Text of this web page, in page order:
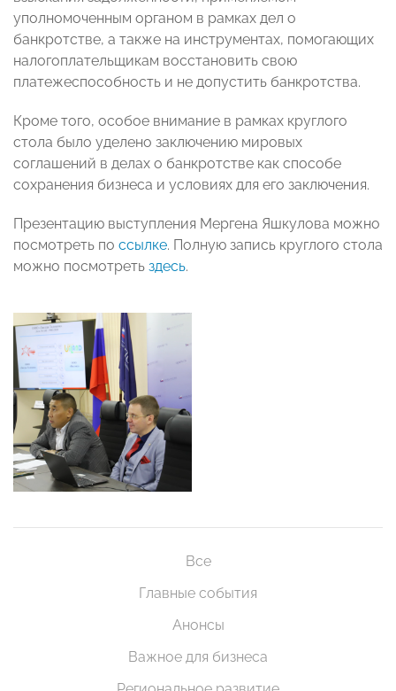
уполномоченным органом в рамках дел о
банкротстве, а также на инструментах, помогающих
налогоплательщикам восстановить свою
платежеспособность и не допустить банкротства.
Кроме того, особое внимание в рамках круглого
стола было уделено заключению мировых
соглашений в делах о банкротстве как способе
сохранения бизнеса и условиях для его заключения.
Презентацию выступления Мергена Яшкулова можно
посмотреть по ссылке. Полную запись круглого стола
можно посмотреть здесь.
Все
Главные события
Анонсы
Важное для бизнеса